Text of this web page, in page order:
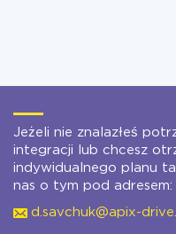
Jeżeli nie znalazłeś
integracji lub chcesz
indywidualnego planu
nas o tym pod adresem:
d.savchuk@apix-